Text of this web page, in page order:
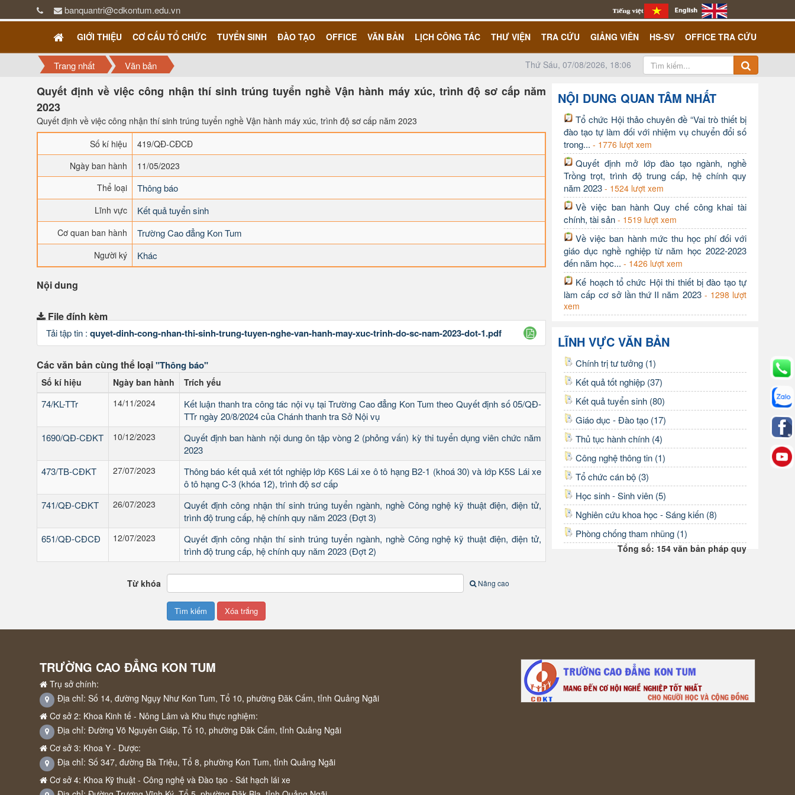
banquantri@cdkontum.edu.vn
GIỚI THIỆU CƠ CẤU TỔ CHỨC TUYỂN SINH ĐÀO TẠO OFFICE VĂN BẢN LỊCH CÔNG TÁC THƯ VIỆN TRA CỨU GIẢNG VIÊN HS-SV OFFICE TRA CỨU
Trang nhất Văn bản Thứ Sáu, 07/08/2026, 18:06
Quyết định về việc công nhận thí sinh trúng tuyển nghề Vận hành máy xúc, trình độ sơ cấp năm
2023
Quyết định về việc công nhận thí sinh trúng tuyển nghề Vận hành máy xúc, trình độ sơ cấp năm 2023
Số kí hiệu
419/QĐ-CĐCĐ
Ngày ban hành
11/05/2023
Thể loại
Thông báo
Lĩnh vực Kết quả tuyển sinh
Cơ quan ban hành Trường Cao đẳng Kon Tum
Người ký Khác
Nội dung
File đính kèm
Tải tập tin : quyet-dinh-cong-nhan-thi-sinh-trung-tuyen-nghe-van-hanh-may-xuc-trinh-do-sc-nam-2023-dot-1.pdf
Các văn bản cùng thể loại"Thông báo"
Số kí hiệu Ngày ban hành Trích yếu
74/KL-TTr 14/11/2024
Kết luận thanh tra công tác nội vụ tại Trường Cao đẳng Kon Tum theo Quyết định số 05/QĐ-
TTr ngày 20/8/2024 của Chánh thanh tra Sở Nội vụ
1690/QĐ-CĐKT
10/12/2023
Quyết định ban hành nội dung ôn tập vòng 2 (phỏng vấn) kỳ thi tuyển dụng viên chức năm
2023
473/TB-CĐKT
27/07/2023
Thông báo kết quả xét tốt nghiệp lớp K6S Lái xe ô tô hạng B2-1 (khoá 30) và lớp K5S Lái xe
ô tô hạng C-3 (khóa 12), trình độ sơ cấp
741/QĐ-CĐKT
26/07/2023
Quyết định công nhận thí sinh trúng tuyển ngành, nghề Công nghệ kỹ thuật điện, điện tử,
trình độ trung cấp, hệ chính quy năm 2023 (Đợt 3)
651/QĐ-CĐCĐ
12/07/2023
Quyết định công nhận thí sinh trúng tuyển ngành, nghề Công nghệ kỹ thuật điện, điện tử,
trình độ trung cấp, hệ chính quy năm 2023 (Đợt 2)
Từ khóa Nâng cao
NỘI DUNG QUAN TÂM NHẤT
Tổ chức Hội thảo chuyên đề “Vai trò thiết bị
đào tạo tự làm đối với nhiệm vụ chuyển đổi số
trong... - 1776 lượt xem
Quyết định mở lớp đào tạo ngành, nghề
Trồng trọt, trình độ trung cấp, hệ chính quy
năm 2023 - 1524 lượt xem
Về việc ban hành Quy chế công khai tài
chính, tài sản - 1519 lượt xem
Về việc ban hành mức thu học phí đối với
giáo dục nghề nghiệp từ năm học 2022-2023
đến năm học... - 1426 lượt xem
Kế hoạch tổ chức Hội thi thiết bị đào tạo tự
làm cấp cơ sở lần thứ II năm 2023 - 1298 lượt
xem
LĨNH VỰC VĂN BẢN
Chính trị tư tưởng (1)
Kết quả tốt nghiệp (37)
Kết quả tuyển sinh (80)
Giáo dục - Đào tạo (17)
Thủ tục hành chính (4)
Công nghệ thông tin (1)
Tổ chức cán bộ (3)
Học sinh - Sinh viên (5)
Nghiên cứu khoa học - Sáng kiến (8)
Phòng chống tham nhũng (1)
Tổng số: 154 văn bản pháp quy
TRƯỜNG CAO ĐẲNG KON TUM
Trụ sở chính:
Địa chỉ: Số 14, đường Ngụy Như Kon Tum, Tổ 10, phường Đăk Cấm, tỉnh Quảng Ngãi
Cơ sở 2: Khoa Kinh tế - Nông Lâm và Khu thực nghiệm:
Địa chỉ: Đường Võ Nguyên Giáp, Tổ 10, phường Đăk Cấm, tỉnh Quảng Ngãi
Cơ sở 3: Khoa Y - Dược:
Địa chỉ: Số 347, đường Bà Triệu, Tổ 8, phường Kon Tum, tỉnh Quảng Ngãi
Cơ sở 4: Khoa Kỹ thuật - Công nghệ và Đào tạo - Sát hạch lái xe